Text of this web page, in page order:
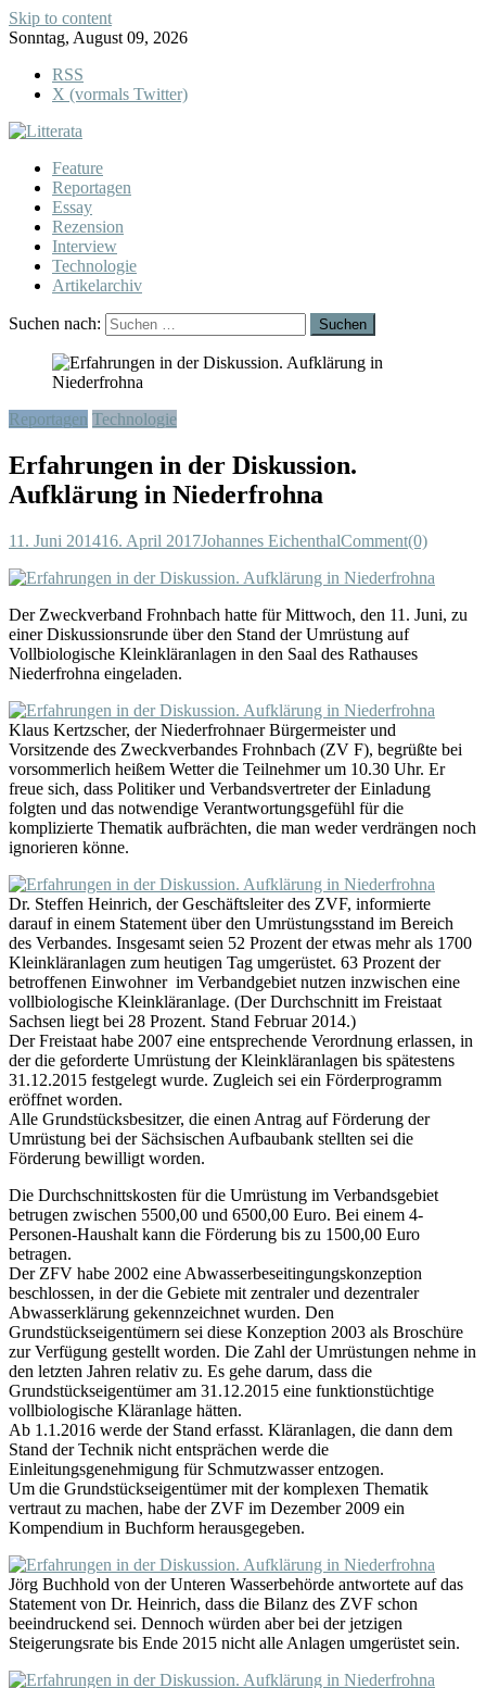
Skip to content
Sonntag, August 09, 2026
RSS
X (vormals Twitter)
Feature
Reportagen
Essay
Rezension
Interview
Technologie
Artikelarchiv
Suchen nach:
Reportagen Technologie
Erfahrungen in der Diskussion.
Aufklärung in Niederfrohna
11. Juni 201416. April 2017Johannes EichenthalComment(0)
Der Zweckverband Frohnbach hatte für Mittwoch, den 11. Juni, zu
einer Diskussionsrunde über den Stand der Umrüstung auf
Vollbiologische Kleinkläranlagen in den Saal des Rathauses
Niederfrohna eingeladen.
Klaus Kertzscher, der Niederfrohnaer Bürgermeister und
Vorsitzende des Zweckverbandes Frohnbach (ZV F), begrüßte bei
vorsommerlich heißem Wetter die Teilnehmer um 10.30 Uhr. Er
freue sich, dass Politiker und Verbandsvertreter der Einladung
folgten und das notwendige Verantwortungsgefühl für die
komplizierte Thematik aufbrächten, die man weder verdrängen noch
ignorieren könne.
Dr. Steffen Heinrich, der Geschäftsleiter des ZVF, informierte
darauf in einem Statement über den Umrüstungsstand im Bereich
des Verbandes. Insgesamt seien 52 Prozent der etwas mehr als 1700
Kleinkläranlagen zum heutigen Tag umgerüstet. 63 Prozent der
betroffenen Einwohner im Verbandgebiet nutzen inzwischen eine
vollbiologische Kleinkläranlage. (Der Durchschnitt im Freistaat
Sachsen liegt bei 28 Prozent. Stand Februar 2014.)
Der Freistaat habe 2007 eine entsprechende Verordnung erlassen, in
der die geforderte Umrüstung der Kleinkläranlagen bis spätestens
31.12.2015 festgelegt wurde. Zugleich sei ein Förderprogramm
eröffnet worden.
Alle Grundstücksbesitzer, die einen Antrag auf Förderung der
Umrüstung bei der Sächsischen Aufbaubank stellten sei die
Förderung bewilligt worden.
Die Durchschnittskosten für die Umrüstung im Verbandsgebiet
betrugen zwischen 5500,00 und 6500,00 Euro. Bei einem 4-
Personen-Haushalt kann die Förderung bis zu 1500,00 Euro
betragen.
Der ZFV habe 2002 eine Abwasserbeseitingungskonzeption
beschlossen, in der die Gebiete mit zentraler und dezentraler
Abwasserklärung gekennzeichnet wurden. Den
Grundstückseigentümern sei diese Konzeption 2003 als Broschüre
zur Verfügung gestellt worden. Die Zahl der Umrüstungen nehme in
den letzten Jahren relativ zu. Es gehe darum, dass die
Grundstückseigentümer am 31.12.2015 eine funktionstüchtige
vollbiologische Kläranlage hätten.
Ab 1.1.2016 werde der Stand erfasst. Kläranlagen, die dann dem
Stand der Technik nicht entsprächen werde die
Einleitungsgenehmigung für Schmutzwasser entzogen.
Um die Grundstückseigentümer mit der komplexen Thematik
vertraut zu machen, habe der ZVF im Dezember 2009 ein
Kompendium in Buchform herausgegeben.
Jörg Buchhold von der Unteren Wasserbehörde antwortete auf das
Statement von Dr. Heinrich, dass die Bilanz des ZVF schon
beeindruckend sei. Dennoch würden aber bei der jetzigen
Steigerungsrate bis Ende 2015 nicht alle Anlagen umgerüstet sein.